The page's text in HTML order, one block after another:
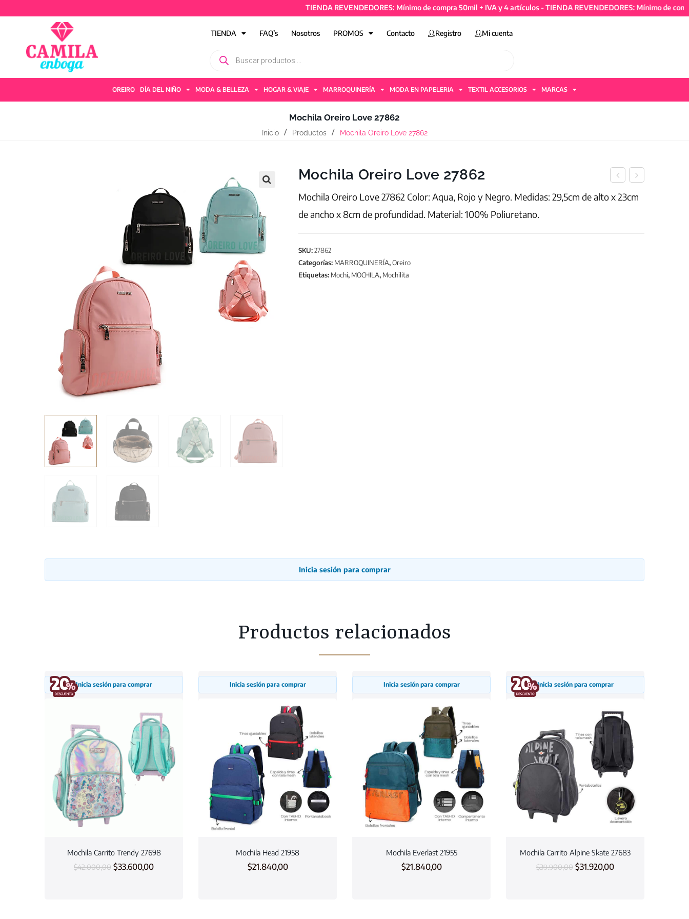
TIENDA REVENDEDORES: Mínimo de compra 50mil + IVA y 4 artículos - TIENDA REVENDEDORES: Mínimo de
TIENDA FAQ’s Nosotros PROMOS Contacto Registro Mi cuenta
OREIRO DÍA DEL NIÑO MODA & BELLEZA HOGAR & VIAJE MARROQUINERÍA MODA EN PAPELERIA TEXTIL ACCESORIOS MARCAS
Mochila Oreiro Love 27862
Inicio Productos Mochila Oreiro Love 27862
Mochila Oreiro Love 27862
Mochila Oreiro Love 27862 Color: Aqua, Rojo y Negro. Medidas: 29,5cm de alto x 23cm
de ancho x 8cm de profundidad. Material: 100% Poliuretano.
SKU:27862
Categorías: MARROQUINERÍA,Oreiro
Etiquetas: Mochi, MOCHILA, Mochilita
Inicia sesión para comprar
Productos relacionados
Inicia sesión para comprar
Mochila Carrito Trendy 27698
$42.000,00 $33.600,00
Inicia sesión para comprar
Mochila Head 21958
$21.840,00
Inicia sesión para comprar
Mochila Everlast 21955
$21.840,00
Inicia sesión para comprar
Mochila Carrito Alpine Skate 27683
$39.900,00 $31.920,00